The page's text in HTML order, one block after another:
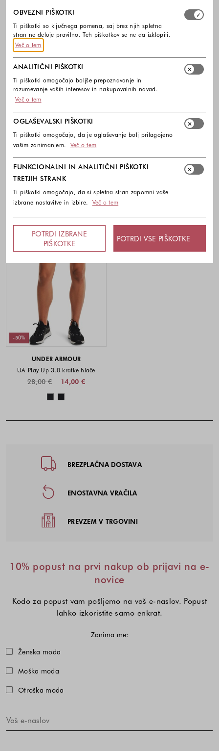
DODATNO -10%
-50%
UNDER ARMOUR
UA Project Rock 4 Training superge
Barve na voljo
-50%
UNDER ARMOUR
Barve na voljo
-50%
UNDER ARMOUR
UA Play Up 3.0 kratke hlače
14,00 €
28,00 €
Barve na voljo
Noga strani - hitre povezave,
BREZPLAČNA DOSTAVA
ENOSTAVNA VRAČILA
PREVZEM V TRGOVINI
10% popust na prvi nakup ob prijavi na e-
novice
Kodo za popust vam pošljemo na vaš e-naslov. Popust
lahko izkoristite samo enkrat.
Zanima me:
Ženska moda
Moška moda
Otroška moda
Izberite, katere skupine piškotkov dovolite. Obvezni
OBVEZNI PIŠKOTKI
Ti piškotki so ključnega pomena, saj brez njih spletna
stran ne deluje pravilno. Teh piškotkov se ne da izklopiti.
Več o tem
ANALITIČNI PIŠKOTKI
Ti piškotki omogočajo boljše prepoznavanje in
razumevanje vaših interesov in nakupovalnih navad.
Več o tem
OGLAŠEVALSKI PIŠKOTKI
Ti piškotki omogočajo, da je oglaševanje bolj prilagojeno
vašim zanimanjem.
Več o tem
FUNKCIONALNI IN ANALITIČNI PIŠKOTKI
TRETJIH STRANK
Ti piškotki omogočajo, da si spletna stran zapomni vaše
izbrane nastavitve in izbire.
Več o tem
POTRDI IZBRANE
PIŠKOTKE
POTRDI VSE PIŠKOTKE